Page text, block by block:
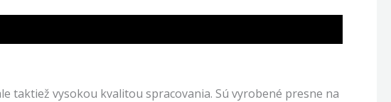
taktiež vysokou kvalitou spracovania. Sú vyrobené presne na